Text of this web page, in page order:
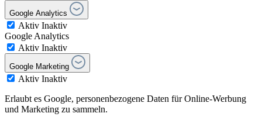
Google Analytics
Aktiv Inaktiv
Google Analytics
Aktiv Inaktiv
Google Marketing
Aktiv Inaktiv
Erlaubt es Google, personenbezogene Daten für Online-Werbung
und Marketing zu sammeln.